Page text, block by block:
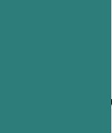
Pourquoi